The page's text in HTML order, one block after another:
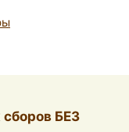
БЕЗ